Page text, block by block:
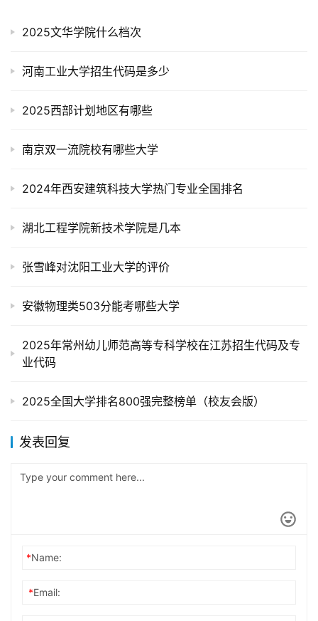
2025文华学院什么档次
河南工业大学招生代码是多少
2025西部计划地区有哪些
南京双一流院校有哪些大学
2024年西安建筑科技大学热门专业全国排名
湖北工程学院新技术学院是几本
张雪峰对沈阳工业大学的评价
安徽物理类503分能考哪些大学
2025年常州幼儿师范高等专科学校在江苏招生代码及专
业代码
2025全国大学排名800强完整榜单（校友会版）
发表回复
*Name:
*Email: